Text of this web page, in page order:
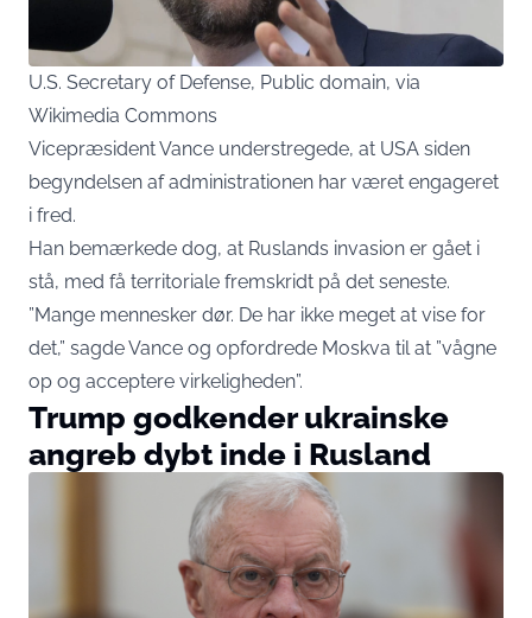
U.S. Secretary of Defense, Public domain, via
Wikimedia Commons
Vicepræsident Vance understregede, at USA siden
begyndelsen af administrationen har været engageret
i fred.
Han bemærkede dog, at Ruslands invasion er gået i
stå, med få territoriale fremskridt på det seneste.
”Mange mennesker dør. De har ikke meget at vise for
det,” sagde Vance og opfordrede Moskva til at ”vågne
op og acceptere virkeligheden”.
Trump godkender ukrainske
angreb dybt inde i Rusland